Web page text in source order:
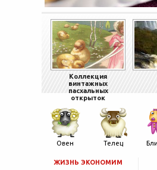
Коллекция
винтажных
пасхальных
открыток
Овен Телец
ЖИЗНЬ ЭКОНОМИМ